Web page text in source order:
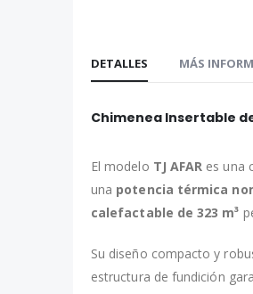
galería
de
imágenes
DETALLES
Chimenea Insertable
El modelo TJ AFAR es una
una potencia térmica
calefactable de 323 m³
Su diseño compacto y
estructura de fundición
MÁS